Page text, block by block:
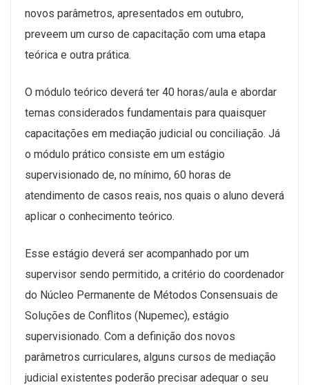
novos parâmetros, apresentados em outubro,
preveem um curso de capacitação com uma etapa
teórica e outra prática.
O módulo teórico deverá ter 40 horas/aula e abordar
temas considerados fundamentais para quaisquer
capacitações em mediação judicial ou conciliação. Já
o módulo prático consiste em um estágio
supervisionado de, no mínimo, 60 horas de
atendimento de casos reais, nos quais o aluno deverá
aplicar o conhecimento teórico.
Esse estágio deverá ser acompanhado por um
supervisor sendo permitido, a critério do coordenador
do Núcleo Permanente de Métodos Consensuais de
Soluções de Conflitos (Nupemec), estágio
supervisionado. Com a definição dos novos
parâmetros curriculares, alguns cursos de mediação
judicial existentes poderão precisar adequar o seu